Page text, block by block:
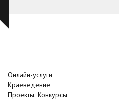
Онлайн-услуги
Краеведение
Проекты. Конкурсы